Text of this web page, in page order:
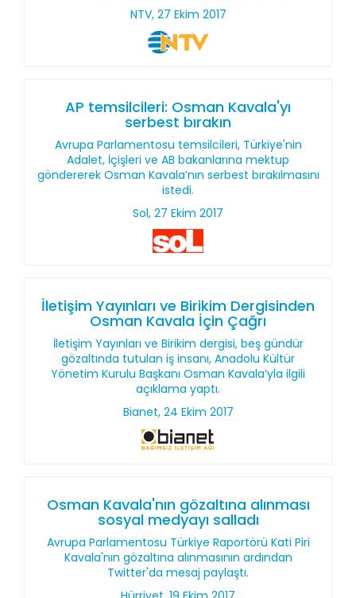
NTV, 27 Ekim 2017
AP temsilcileri: Osman Kavala'yı
serbest bırakın
Avrupa Parlamentosu temsilcileri, Türkiye'nin
Adalet, İçişleri ve AB bakanlarına mektup
göndererek Osman Kavala’nın serbest bırakılmasını
istedi.
Sol, 27 Ekim 2017
İletişim Yayınları ve Birikim Dergisinden
Osman Kavala İçin Çağrı
İletişim Yayınları ve Birikim dergisi, beş gündür
gözaltında tutulan iş insanı, Anadolu Kültür
Yönetim Kurulu Başkanı Osman Kavala’yla ilgili
açıklama yaptı.
Bianet, 24 Ekim 2017
Osman Kavala'nın gözaltına alınması
sosyal medyayı salladı
Avrupa Parlamentosu Türkiye Raportörü Kati Piri
Kavala'nın gözaltına alınmasının ardından
Twitter'da mesaj paylaştı.